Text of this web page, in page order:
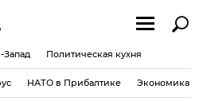
Запад Политическая кухня
НАТО в Прибалтике Экономика